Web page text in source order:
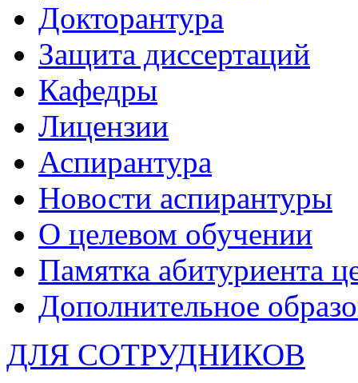
Докторантура
Защита диссертаций
Кафедры
Лицензии
Аспирантура
Новости аспирантуры
О целевом обучении
Памятка абитуриента
Дополнительное
ДЛЯ СОТРУДНИКОВ